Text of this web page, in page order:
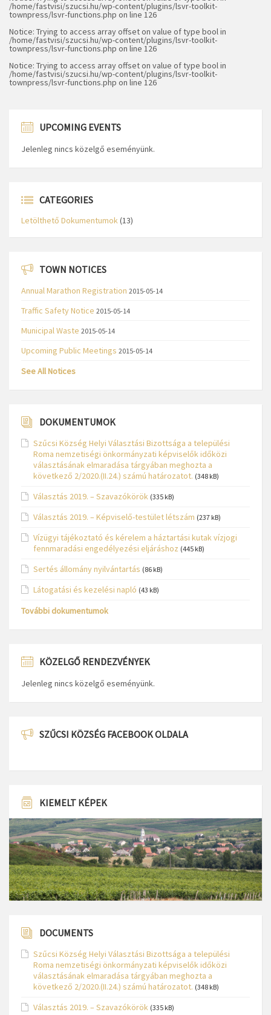
/home/fastvisi/szucsi.hu/wp-content/plugins/lsvr-toolkit-
townpress/lsvr-functions.php on line 126
Notice: Trying to access array offset on value of type bool in
/home/fastvisi/szucsi.hu/wp-content/plugins/lsvr-toolkit-
townpress/lsvr-functions.php on line 126
Notice: Trying to access array offset on value of type bool in
/home/fastvisi/szucsi.hu/wp-content/plugins/lsvr-toolkit-
townpress/lsvr-functions.php on line 126
UPCOMING EVENTS
Jelenleg nincs közelgő eseményünk.
CATEGORIES
Letölthető Dokumentumok(13)
TOWN NOTICES
Annual Marathon Registration 2015-05-14
Traffic Safety Notice 2015-05-14
Municipal Waste 2015-05-14
Upcoming Public Meetings 2015-05-14
See All Notices
DOKUMENTUMOK
Szűcsi Község Helyi Választási Bizottsága a települési
Roma nemzetiségi önkormányzati képviselők időközi
választásának elmaradása tárgyában meghozta a
következő 2/2020.(II.24.) számú határozatot. (348 kB)
Választás 2019. – Szavazókörök (335 kB)
Választás 2019. – Képviselő-testület létszám (237 kB)
Vízügyi tájékoztató és kérelem a háztartási kutak vízjogi
fennmaradási engedélyezési eljáráshoz (445 kB)
Sertés állomány nyilvántartás (86 kB)
Látogatási és kezelési napló (43 kB)
További dokumentumok
KÖZELGŐ RENDEZVÉNYEK
Jelenleg nincs közelgő eseményünk.
SZŰCSI KÖZSÉG FACEBOOK OLDALA
KIEMELT KÉPEK
DOCUMENTS
Szűcsi Község Helyi Választási Bizottsága a települési
Roma nemzetiségi önkormányzati képviselők időközi
választásának elmaradása tárgyában meghozta a
következő 2/2020.(II.24.) számú határozatot. (348 kB)
Választás 2019. – Szavazókörök (335 kB)